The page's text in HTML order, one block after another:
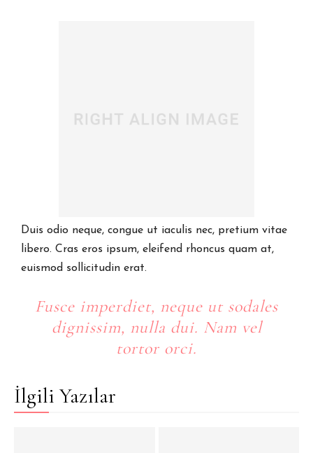
Duis odio neque, congue ut iaculis nec, pretium vitae
libero. Cras eros ipsum, eleifend rhoncus quam at,
euismod sollicitudin erat.
Fusce imperdiet, neque ut sodales
dignissim, nulla dui. Nam vel
tortor orci.
İlgili Yazılar